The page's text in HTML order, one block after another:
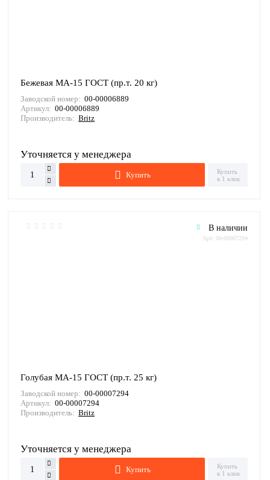
Бежевая МА-15 ГОСТ (пр.т. 20 кг)
Заводской номер: 00-00006889
Артикул: 00-00006889
Производитель: Britz
Уточняется у менеджера
Купить
Купить
в 1 клик
В наличии
Арт: 00-00007294
Голубая МА-15 ГОСТ (пр.т. 25 кг)
Заводской номер: 00-00007294
Артикул: 00-00007294
Производитель: Britz
Уточняется у менеджера
Купить
Купить
в 1 клик